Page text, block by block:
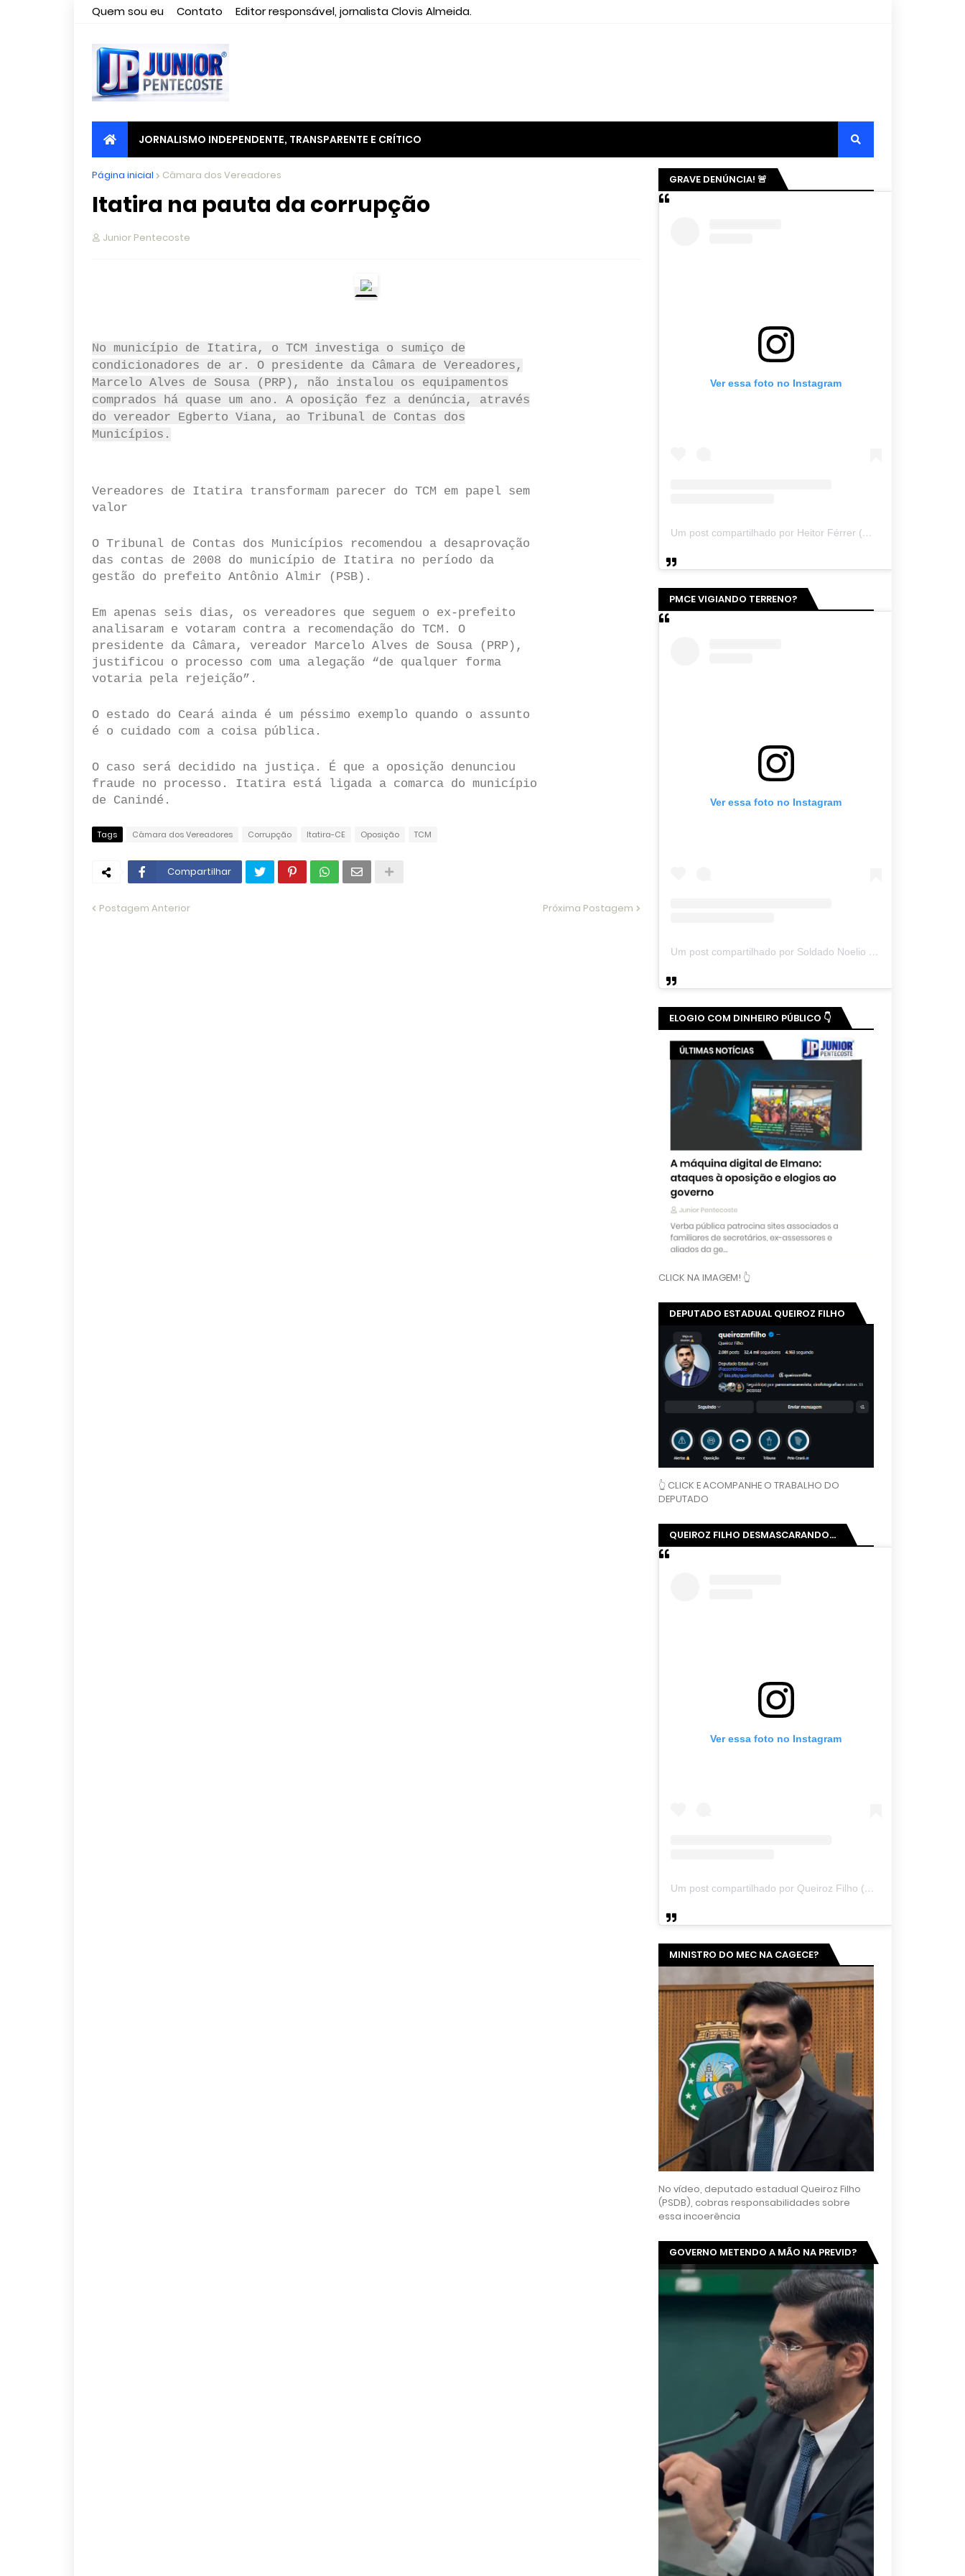
Quem sou eu Contato Editor responsável, jornalista Clovis Almeida.
JORNALISMO INDEPENDENTE, TRANSPARENTE E CRÍTICO
Página inicial Câmara dos Vereadores
Itatira na pauta da corrupção
Junior Pentecoste
No município de Itatira, o TCM investiga o sumiço de
condicionadores de ar. O presidente da Câmara de Vereadores,
Marcelo Alves de Sousa (PRP), não instalou os equipamentos
comprados há quase um ano. A oposição fez a denúncia, através
do vereador Egberto Viana, ao Tribunal de Contas dos
Municípios.
Vereadores de Itatira transformam parecer do TCM em papel sem
valor
O Tribunal de Contas dos Municípios recomendou a desaprovação
das contas de 2008 do município de Itatira no período da
gestão do prefeito Antônio Almir (PSB).
Em apenas seis dias, os vereadores que seguem o ex-prefeito
analisaram e votaram contra a recomendação do TCM. O
presidente da Câmara, vereador Marcelo Alves de Sousa (PRP),
justificou o processo com uma alegação “de qualquer forma
votaria pela rejeição”.
O estado do Ceará ainda é um péssimo exemplo quando o assunto
é o cuidado com a coisa pública.
O caso será decidido na justiça. É que a oposição denunciou
fraude no processo. Itatira está ligada a comarca do município
de Canindé.
Tags Câmara dos Vereadores Corrupção Itatira-CE Oposição TCM
Compartilhar
Postagem Anterior Próxima Postagem
GRAVE DENÚNCIA! 🚨
Ver essa foto no Instagram
Um post compartilhado por Heitor Férrer (@heitor_ferrer77)
PMCE VIGIANDO TERRENO?
Ver essa foto no Instagram
Um post compartilhado por Soldado Noelio (@soldadonoelio)
ELOGIO COM DINHEIRO PÚBLICO 👇
CLICK NA IMAGEM! 👆
DEPUTADO ESTADUAL QUEIROZ FILHO
👆 CLICK E ACOMPANHE O TRABALHO DO
DEPUTADO
QUEIROZ FILHO DESMASCARANDO...
Ver essa foto no Instagram
Um post compartilhado por Queiroz Filho (@queirozmfilho)
MINISTRO DO MEC NA CAGECE?
No vídeo, deputado estadual Queiroz Filho
(PSDB), cobras responsabilidades sobre
essa incoerência
GOVERNO METENDO A MÃO NA PREVID?